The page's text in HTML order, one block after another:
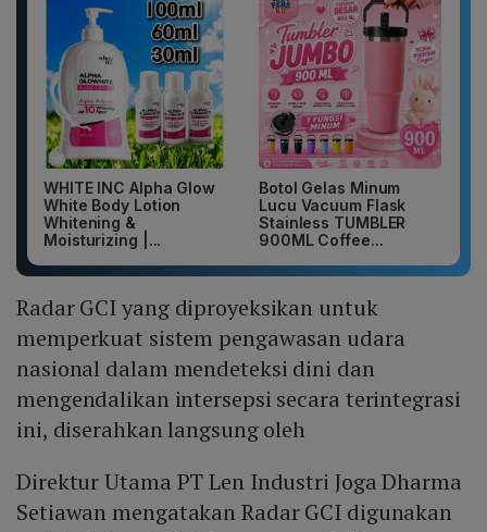
WHITE INC Alpha Glow
White Body Lotion
Whitening &
Moisturizing |...
Botol Gelas Minum
Lucu Vacuum Flask
Stainless TUMBLER
900ML Coffee...
Radar GCI yang diproyeksikan untuk
memperkuat sistem pengawasan udara
nasional dalam mendeteksi dini dan
mengendalikan intersepsi secara terintegrasi
ini, diserahkan langsung oleh
Direktur Utama PT Len Industri Joga Dharma
Setiawan mengatakan Radar GCI digunakan